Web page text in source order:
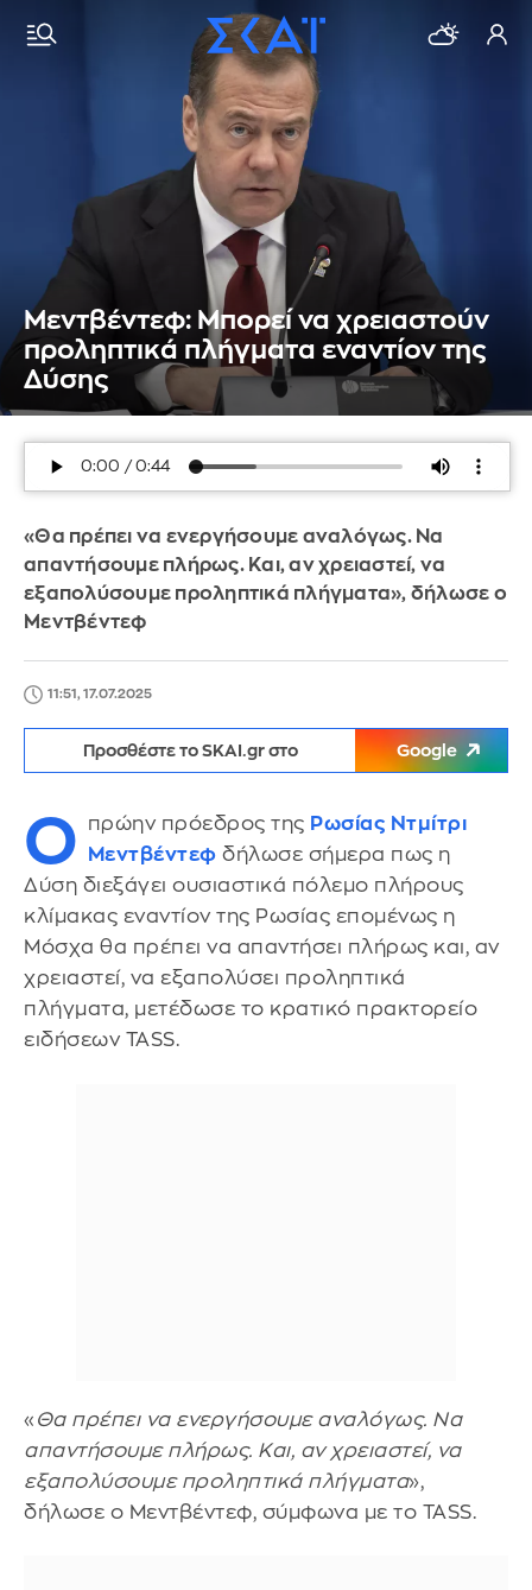
Μεντβέντεφ: Μπορεί να χρειαστούν
προληπτικά πλήγματα εναντίον της
Δύσης
«Θα πρέπει να ενεργήσουμε αναλόγως. Να
απαντήσουμε πλήρως. Και, αν χρειαστεί, να
εξαπολύσουμε προληπτικά πλήγματα», δήλωσε ο
Μεντβέντεφ
11:51, 17.07.2025
Προσθέστε το SKAI.gr στο Google
Ο πρώην πρόεδρος της Ρωσίας Ντμίτρι
Μεντβέντεφ δήλωσε σήμερα πως η
Δύση διεξάγει ουσιαστικά πόλεμο πλήρους
κλίμακας εναντίον της Ρωσίας επομένως η
Μόσχα θα πρέπει να απαντήσει πλήρως και, αν
χρειαστεί, να εξαπολύσει προληπτικά
πλήγματα, μετέδωσε το κρατικό πρακτορείο
ειδήσεων TASS.
« Θα πρέπει να ενεργήσουμε αναλόγως. Να
απαντήσουμε πλήρως. Και, αν χρειαστεί, να
εξαπολύσουμε προληπτικά πλήγματα»,
δήλωσε ο Μεντβέντεφ, σύμφωνα με το TASS.